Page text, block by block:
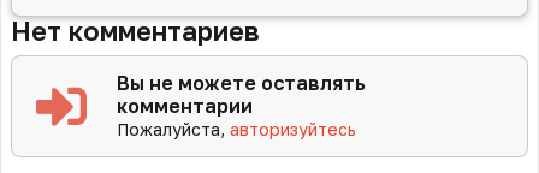
Нет комментариев
Вы не можете оставлять
комментарии
Пожалуйста,авторизуйтесь